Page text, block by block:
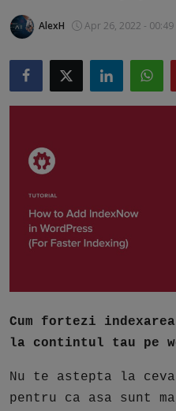
ChatGPT: Cel mai avansat
Aliexpress
Muzica
Free Script
AI
AlexH Apr 26, 2022 - 00:49
Cum fortezi
la contintul tau pe
Nu te astepta la
pentru ca asa sunt